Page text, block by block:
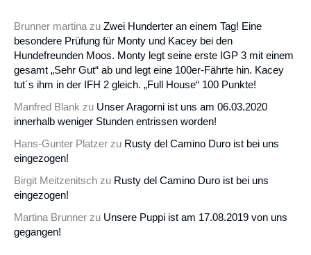
Brunner martinazu Zwei Hunderter an einem Tag! Eine
besondere Prüfung für Monty und Kacey bei den
Hundefreunden Moos. Monty legt seine erste IGP 3 mit einem
gesamt „Sehr Gut“ ab und legt eine 100er-Fährte hin. Kacey
tut´s ihm in der IFH 2 gleich. „Full House“ 100 Punkte!
Manfred Blank zu Unser Aragorni ist uns am 06.03.2020
innerhalb weniger Stunden entrissen worden!
Hans-Gunter Platzer zu Rusty del Camino Duro ist bei uns
eingezogen!
Birgit Meitzenitsch zu Rusty del Camino Duro ist bei uns
eingezogen!
Martina Brunner zu Unsere Puppi ist am 17.08.2019 von uns
gegangen!